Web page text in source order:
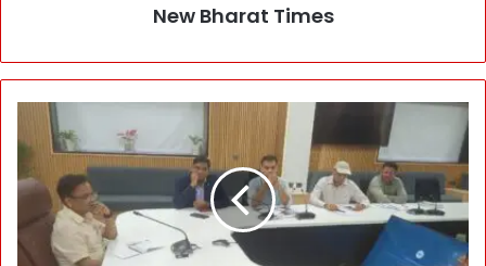
New Bharat Times